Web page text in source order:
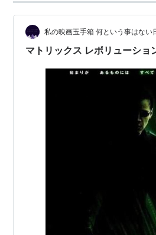
撮影ビル・ポープ
音楽ドン・デイヴィス
（ネオ
（モーフィアス）
ヒュー
ジェイダ・ピンケッ
（パ
マトリックス
特別版〈2枚
出版社/メーカ
私の映画玉手箱 何という事はない
マトリックス レボリューショ